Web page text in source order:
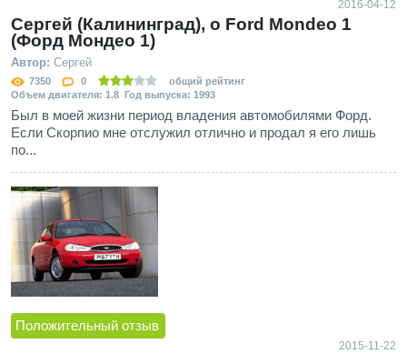
2016-04-12
Сергей (Калининград), о Ford Mondeo 1
(Форд Мондео 1)
Автор: Сергей
7350 0
общий рейтинг
Объем двигателя: 1.8 Год выпуска: 1993
Был в моей жизни период владения автомобилями Форд.
Если Скорпио мне отслужил отлично и продал я его лишь
по...
Положительный отзыв
2015-11-22